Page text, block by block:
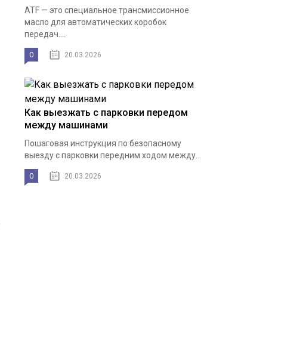
ATF — это специальное трансмиссионное
масло для автоматических коробок
передач....
0 20.03.2026
Как выезжать с парковки передом
между машинами
Пошаговая инструкция по безопасному
выезду с парковки передним ходом между...
0 20.03.2026